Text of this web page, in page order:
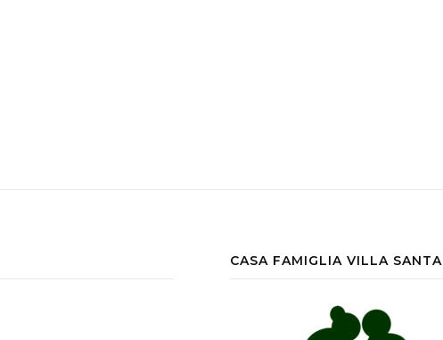
CASA FAMIGLIA VILLA SANTA